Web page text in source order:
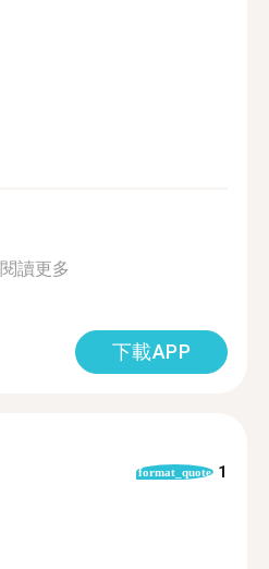
閱讀更多
下載APP
format_quote 1